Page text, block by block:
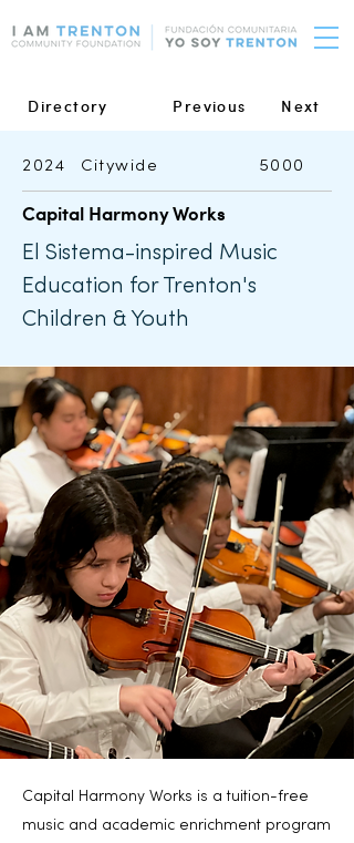
Directory Previous Next
2024 Citywide 5000
Capital Harmony Works
El Sistema-inspired Music
Education for Trenton's
Children & Youth
Capital Harmony Works is a tuition-free
music and academic enrichment program